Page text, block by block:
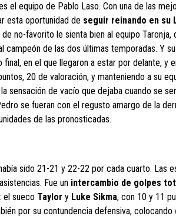
el equipo de Pablo Laso. Con una de las
esta oportunidad de seguir reinando en su
no-favorito le sienta bien al equipo Taronja,
campeón de las dos últimas temporadas. Y
en el que llegaron a estar por delante, y
20 de valoración, y manteniendo a su
sensación de vacío que dejaba cuando se
se fueran con el regusto amargo de la
de las pronosticadas.
sido 21-21 y 22-22 por cada cuarto. Las
Fue un intercambio de golpes
el sueco Taylor y Luke Sikma, con 10 y 11
por su contundencia defensiva, colocando